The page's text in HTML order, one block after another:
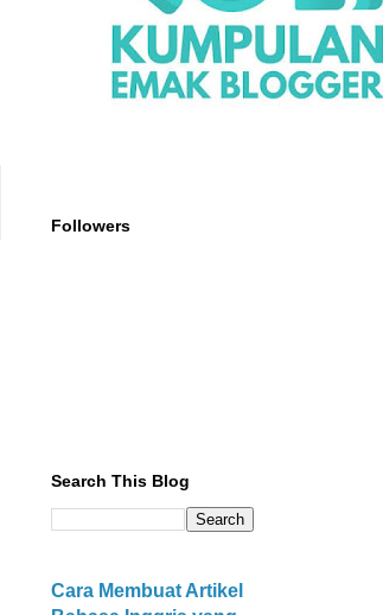
Followers
Search This Blog
Cara Membuat Artikel